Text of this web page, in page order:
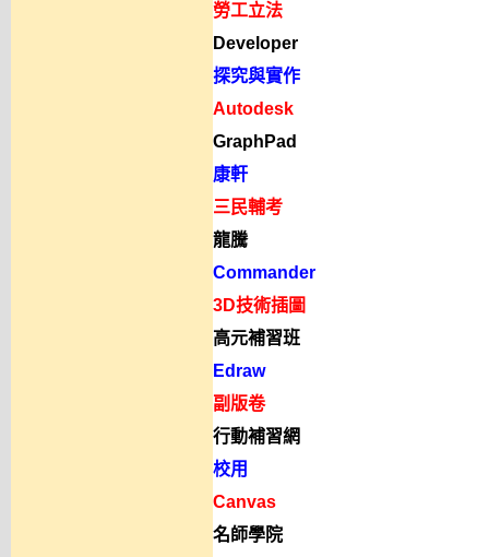
勞工立法
Developer
探究與實作
Autodesk
GraphPad
康軒
三民輔考
龍騰
Commander
3D技術插圖
高元補習班
Edraw
副版卷
行動補習網
校用
Canvas
名師學院